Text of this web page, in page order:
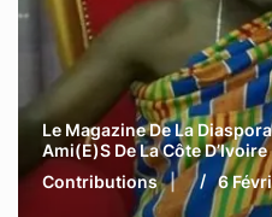
Le Magazine De La
Ami(e)s De La Côte D’Ivoire
Contributions
6